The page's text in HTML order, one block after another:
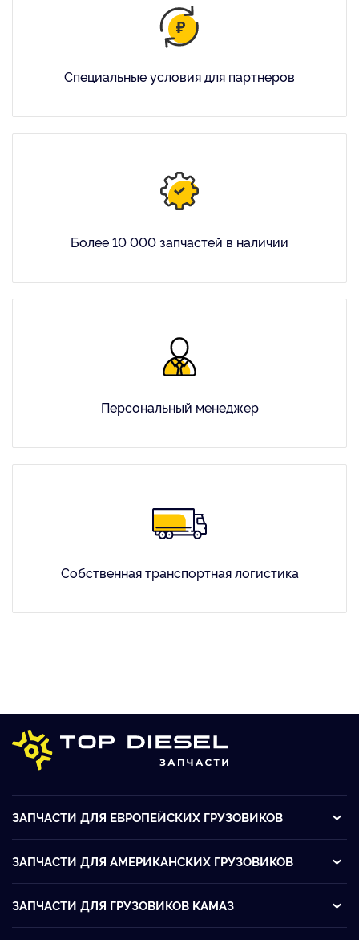
Специальные условия для партнеров
Более 10 000 запчастей в наличии
Персональный менеджер
Собственная транспортная логистика
ЗАПЧАСТИ ДЛЯ ЕВРОПЕЙСКИХ ГРУЗОВИКОВ
ЗАПЧАСТИ ДЛЯ АМЕРИКАНСКИХ ГРУЗОВИКОВ
ЗАПЧАСТИ ДЛЯ ГРУЗОВИКОВ KАМАЗ